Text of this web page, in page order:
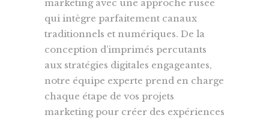
marketing avec une approche rusée
qui intègre parfaitement canaux
traditionnels et numériques. De la
conception d’imprimés percutants
aux stratégies digitales engageantes,
notre équipe experte prend en charge
chaque étape de vos projets
marketing pour créer des expériences